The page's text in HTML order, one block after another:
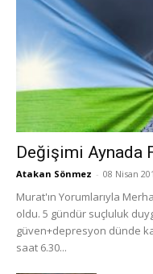
Değişimi Aynada
Atakan Sönmez - 08 Nisan
Murat'ın Yorumlarıyla
oldu. 5 gündür suçluluk
güven+depresyon dünde
saat 6.30...